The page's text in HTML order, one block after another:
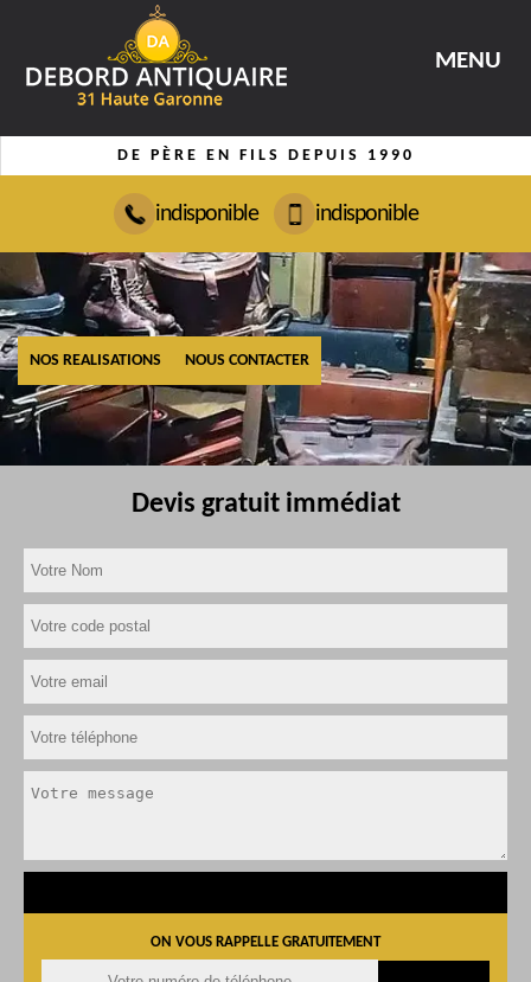
MENU
DE PÈRE EN FILS DEPUIS 1990
indisponible indisponible
NOS REALISATIONS NOUS CONTACTER
Devis gratuit immédiat
ON VOUS RAPPELLE GRATUITEMENT